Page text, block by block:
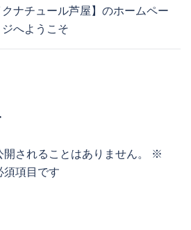
ナチュール芦屋】のホームペー
ジへようこそ
されることはありません。
※
須項目です